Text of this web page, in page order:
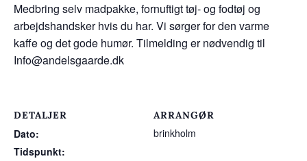
Medbring selv madpakke, fornuftigt tøj- og fodtøj og
arbejdshandsker hvis du har. Vi sørger for den varme
kaffe og det gode humør. Tilmelding er nødvendig til
Info@andelsgaarde.dk
DETALJER
Dato:
Tidspunkt:
ARRANGØR
brinkholm